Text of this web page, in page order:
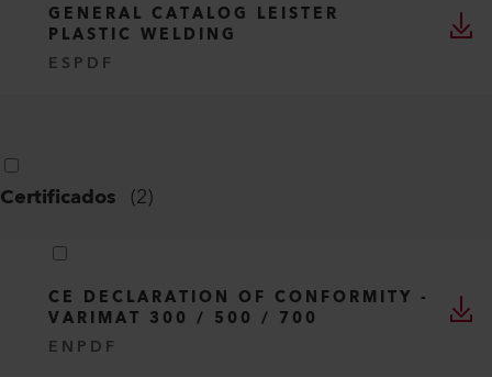
GENERAL CATALOG LEISTER
PLASTIC WELDING
ES PDF
Certificados (2)
CE DECLARATION OF CONFORMITY -
VARIMAT 300 / 500 / 700
EN PDF